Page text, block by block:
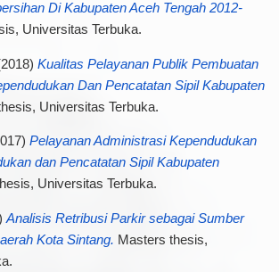
Di Kabupaten Aceh Tengah 2012-
Universitas Terbuka.
Kualitas Pelayanan Publik Pembuatan
Dan Pencatatan Sipil Kabupaten
Universitas Terbuka.
Pelayanan Administrasi Kependudukan
dan Pencatatan Sipil Kabupaten
Universitas Terbuka.
Analisis Retribusi Parkir sebagai Sumber
Kota Sintang. Masters thesis,